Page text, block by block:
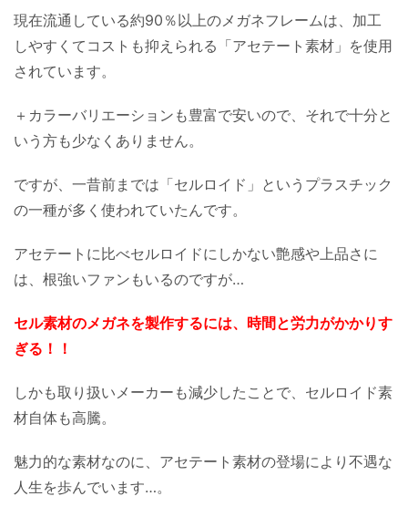
現在流通している約90％以上のメガネフレームは、加工
しやすくてコストも抑えられる「アセテート素材」を使用
されています。
＋カラーバリエーションも豊富で安いので、それで十分と
いう方も少なくありません。
ですが、一昔前までは「セルロイド」というプラスチック
の一種が多く使われていたんです。
アセテートに比べセルロイドにしかない艶感や上品さに
は、根強いファンもいるのですが…
セル素材のメガネを製作するには、時間と労力がかかりす
ぎる！！
しかも取り扱いメーカーも減少したことで、セルロイド素
材自体も高騰。
魅力的な素材なのに、アセテート素材の登場により不遇な
人生を歩んでいます…。